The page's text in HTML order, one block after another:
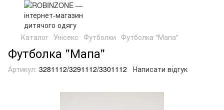
Каталог Унісекс Футболки Футболка "Мапа"
Футболка "Мапа"
Артикул: 3281112/3291112/3301112 Написати відгук